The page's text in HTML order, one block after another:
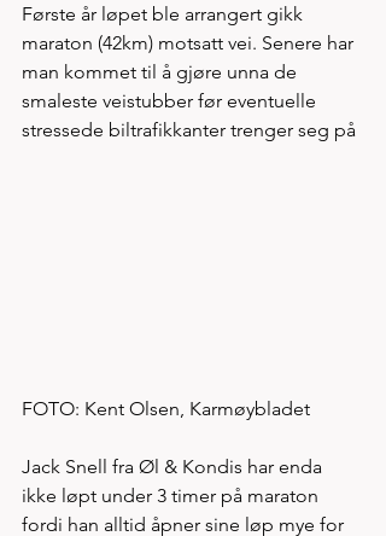
Første år løpet ble arrangert gikk
maraton (42km) motsatt vei. Senere har
man kommet til å gjøre unna de
smaleste veistubber før eventuelle
stressede biltrafikkanter trenger seg på
FOTO: Kent Olsen, Karmøybladet
Jack Snell fra Øl & Kondis har enda
ikke løpt under 3 timer på maraton
fordi han alltid åpner sine løp mye for